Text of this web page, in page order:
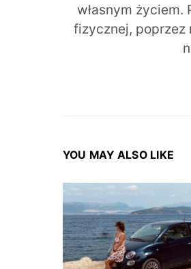
własnym
fizycznej, poprzez
YOU MAY ALSO LIKE